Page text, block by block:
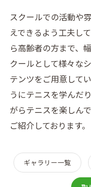
スクールでの活動や
えできるよう工夫し
ら高齢者の方まで、
クールとして様々な
テンツをご用意して
うにテニスを学んだ
がらテニスを楽しん
ご紹介しております。
ギャラリー一覧